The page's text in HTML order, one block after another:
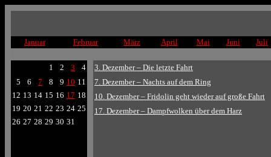
Januar Februar März April Mai Juni Juli
1 2 3
4
5
6 7 8 9 10 11
12 13 14 15 16 17 18
19 20 21 22 23 24 25
26 27 28 29 30 31
3. Dezember – Die letzte Fahrt
7. Dezember – Nachts auf dem Ring
10. Dezember – Fridolin geht wieder auf große Fahrt
17. Dezember – Dampfwolken über dem Harz